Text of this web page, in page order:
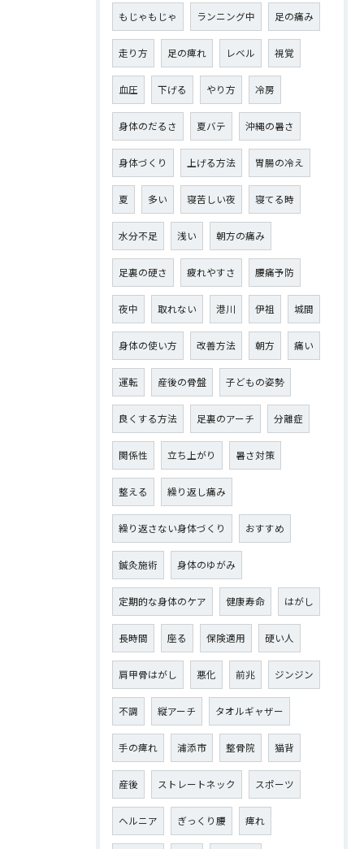
もじゃもじゃ ランニング中 足の痛み
走り方 足の痺れ レベル 視覚
血圧 下げる やり方 冷房
身体のだるさ 夏バテ 沖縄の暑さ
身体づくり 上げる方法 胃腸の冷え
夏 多い 寝苦しい夜 寝てる時
水分不足 浅い 朝方の痛み
足裏の硬さ 疲れやすさ 腰痛予防
夜中 取れない 港川 伊祖 城間
身体の使い方 改善方法 朝方 痛い
運転 産後の骨盤 子どもの姿勢
良くする方法 足裏のアーチ 分離症
関係性 立ち上がり 暑さ対策
整える 繰り返し痛み
繰り返さない身体づくり おすすめ
鍼灸施術 身体のゆがみ
定期的な身体のケア 健康寿命 はがし
長時間 座る 保険適用 硬い人
肩甲骨はがし 悪化 前兆 ジンジン
不調 縦アーチ タオルギャザー
手の痺れ 浦添市 整骨院 猫背
産後 ストレートネック スポーツ
ヘルニア ぎっくり腰 痺れ